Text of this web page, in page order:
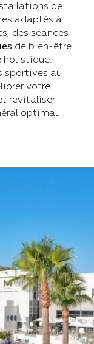
de
adaptés à
des séances
de bien-être
holistique.
sportives au
votre
revitaliser
optimal.